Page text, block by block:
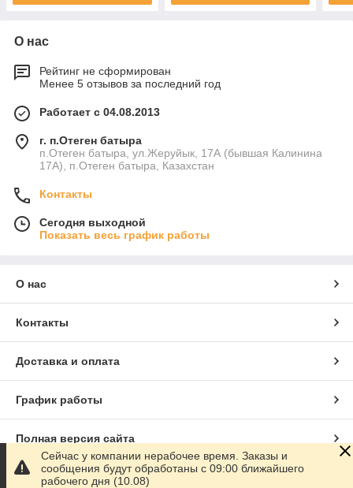
О нас
Рейтинг не сформирован
Менее 5 отзывов за последний год
Работает с 04.08.2013
г. п.Отеген батыра
п.Отеген батыра, ул.Жеруйык, 17А (бывшая Калинина
17А), п.Отеген батыра, Казахстан
Контакты
Сегодня выходной
Показать весь график работы
О нас
Контакты
Доставка и оплата
График работы
Полная версия сайта
Сайт создан на маркетплейсе
Сейчас у компании нерабочее время. Заказы и
сообщения будут обработаны с 09:00 ближайшего
рабочего дня (10.08)